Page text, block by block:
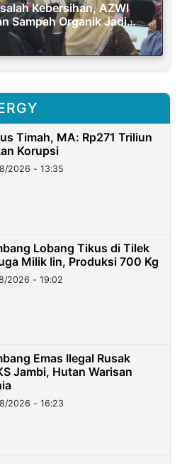
Kebersihan, AZWI
Sampah Organik Jadi
Timah, MA: Rp271 Triliun
Korupsi
2026 - 13:35
Lobang Tikus di Tilek
Milik Iin, Produksi 700 Kg
2026 - 19:02
Emas Ilegal Rusak
Jambi, Hutan Warisan
2026 - 16:23